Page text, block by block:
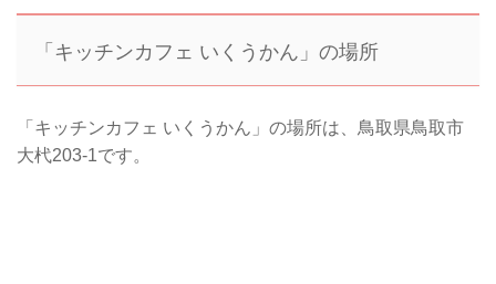
「キッチンカフェ いくうかん」の場所
「キッチンカフェ いくうかん」の場所は、鳥取県鳥取市
大杙203-1です。